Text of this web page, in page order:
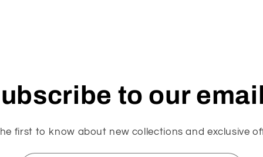
to our
first to know about new collections and exclusive